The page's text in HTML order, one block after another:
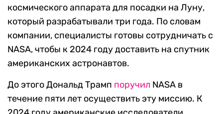
космического аппарата для посадки на Луну,
который разрабатывали три года. По словам
компании, специалисты готовы сотрудничать с
NASA, чтобы к 2024 году доставить на спутник
американских астронавтов.
До этого Дональд Трамп поручил NASA в
течение пяти лет осуществить эту миссию. К